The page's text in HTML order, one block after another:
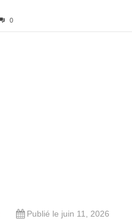
0
Publié le juin 11, 2026